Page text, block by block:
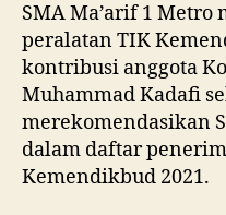
SMA Ma’arif 1
peralatan TIK
kontribusi anggota
Muhammad Kadafi
merekomendasikan
dalam daftar
Kemendikbud 2021.